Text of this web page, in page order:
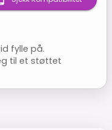
fylle på.
til et støttet